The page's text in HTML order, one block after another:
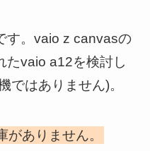
す。vaio z canvasの
たvaio a12を検討し
ではありません)。
がありません。